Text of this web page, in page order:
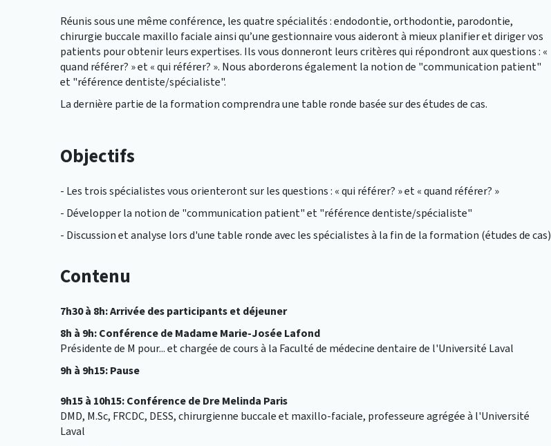
Réunis sous une même conférence, les quatre spécialités : endodontie, orthodontie, parodontie,
chirurgie buccale maxillo faciale ainsi qu’une gestionnaire vous aideront à mieux planifier et diriger vos
patients pour obtenir leurs expertises. Ils vous donneront leurs critères qui répondront aux questions : «
quand référer? » et « qui référer? ». Nous aborderons également la notion de "communication patient"
et "référence dentiste/spécialiste".
La dernière partie de la formation comprendra une table ronde basée sur des études de cas.
Objectifs
- Les trois spécialistes vous orienteront sur les questions : « qui référer? » et « quand référer? »
- Développer la notion de "communication patient" et "référence dentiste/spécialiste"
- Discussion et analyse lors d'une table ronde avec les spécialistes à la fin de la formation (études de cas)
Contenu
7h30 à 8h: Arrivée des participants et déjeuner
8h à 9h: Conférence de Madame Marie-Josée Lafond
Présidente de M pour... et chargée de cours à la Faculté de médecine dentaire de l'Université Laval
9h à 9h15: Pause
9h15 à 10h15: Conférence de Dre Melinda Paris
DMD, M.Sc, FRCDC, DESS, chirurgienne buccale et maxillo-faciale, professeure agrégée à l'Université
Laval